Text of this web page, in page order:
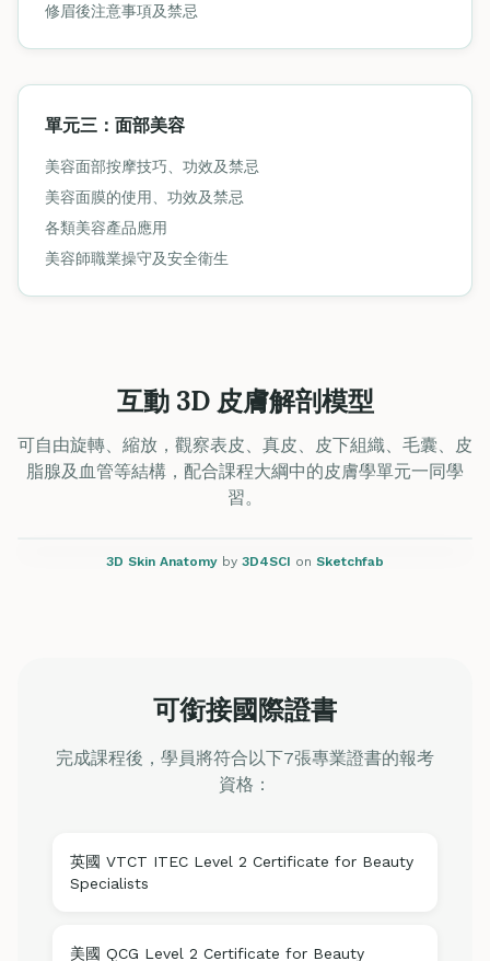
修眉後注意事項及禁忌
單元三：面部美容
美容面部按摩技巧、功效及禁忌
美容面膜的使用、功效及禁忌
各類美容產品應用
美容師職業操守及安全衛生
互動 3D 皮膚解剖模型
可自由旋轉、縮放，觀察表皮、真皮、皮下組織、毛囊、皮
脂腺及血管等結構，配合課程大綱中的皮膚學單元一同學
習。
3D Skin Anatomy by 3D4SCI on Sketchfab
可銜接國際證書
完成課程後，學員將符合以下7張專業證書的報考
資格：
英國 VTCT ITEC Level 2 Certificate for Beauty
Specialists
美國 QCG Level 2 Certificate for Beauty